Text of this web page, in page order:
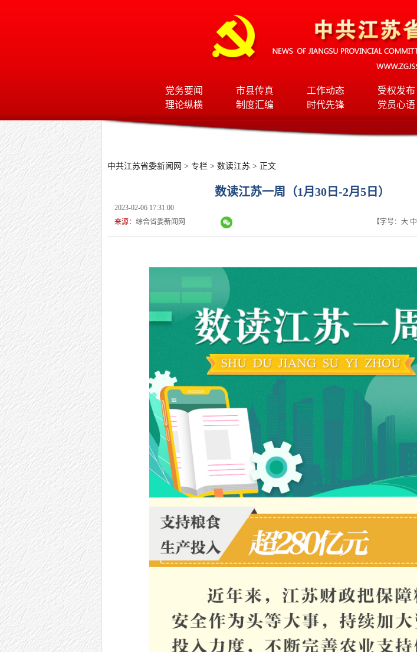
党务要闻 市县传真 工作动态 受权发布
理论纵横
制度汇编 时代先锋 党员心语
中共江苏省委新闻网 > 专栏 > 数读江苏 > 正文
数读江苏一周（1月30日-2月5日）
2023-02-06 17:31:00
来源： 综合省委新闻网 【字号： 大 中